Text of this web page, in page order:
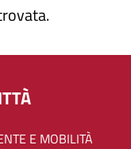
E MOBILITÀ